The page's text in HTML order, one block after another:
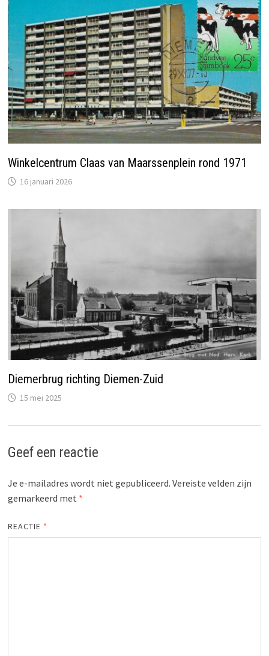
Winkelcentrum Claas van Maarssenplein rond 1971
16 januari 2026
Diemerbrug richting Diemen-Zuid
15 mei 2025
Geef een reactie
Je e-mailadres wordt niet gepubliceerd. Vereiste velden zijn
gemarkeerd met *
REACTIE *